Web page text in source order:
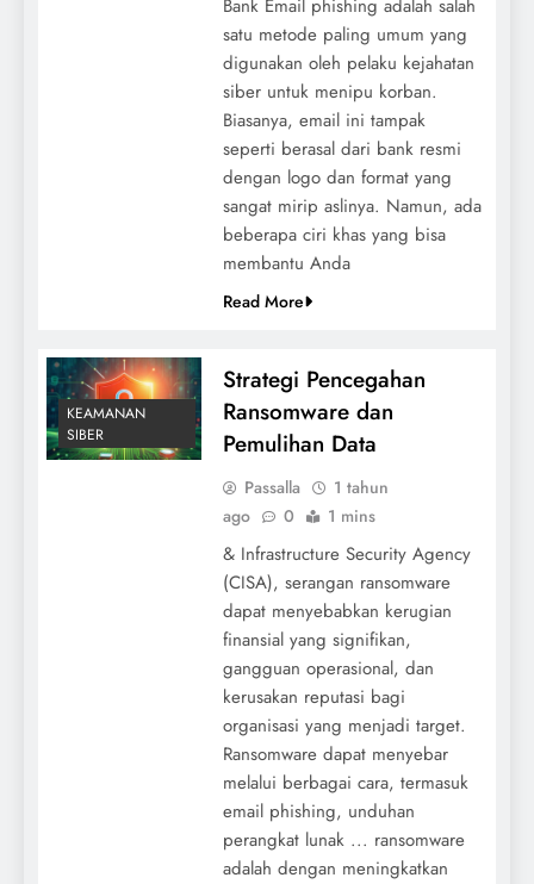
Bank Email phishing adalah salah
satu metode paling umum yang
digunakan oleh pelaku kejahatan
siber untuk menipu korban.
Biasanya, email ini tampak
seperti berasal dari bank resmi
dengan logo dan format yang
sangat mirip aslinya. Namun, ada
beberapa ciri khas yang bisa
membantu Anda
Read More
KEAMANAN
SIBER
Strategi Pencegahan
Ransomware dan
Pemulihan Data
Passalla
1 tahun
ago
0 1 mins
& Infrastructure Security Agency
(CISA), serangan ransomware
dapat menyebabkan kerugian
finansial yang signifikan,
gangguan operasional, dan
kerusakan reputasi bagi
organisasi yang menjadi target.
Ransomware dapat menyebar
melalui berbagai cara, termasuk
email phishing, unduhan
perangkat lunak ... ransomware
adalah dengan meningkatkan